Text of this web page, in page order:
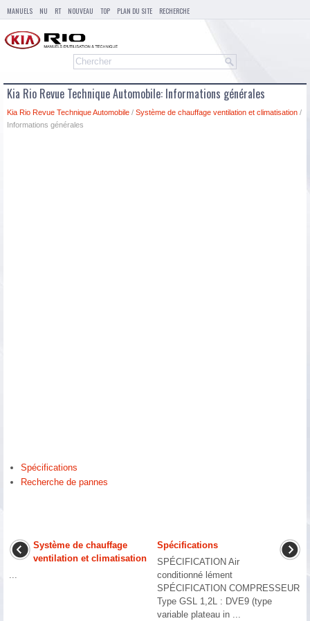
MANUELS NU RT NOUVEAU TOP PLAN DU SITE RECHERCHE
Kia Rio Revue Technique Automobile: Informations générales
Kia Rio Revue Technique Automobile / Système de chauffage ventilation et climatisation /
Informations générales
Spécifications
Recherche de pannes
Système de chauffage
ventilation et climatisation
...
Spécifications
SPÉCIFICATION Air
conditionné lément
SPÉCIFICATION COMPRESSEUR
Type GSL 1,2L : DVE9 (type
variable plateau in ...